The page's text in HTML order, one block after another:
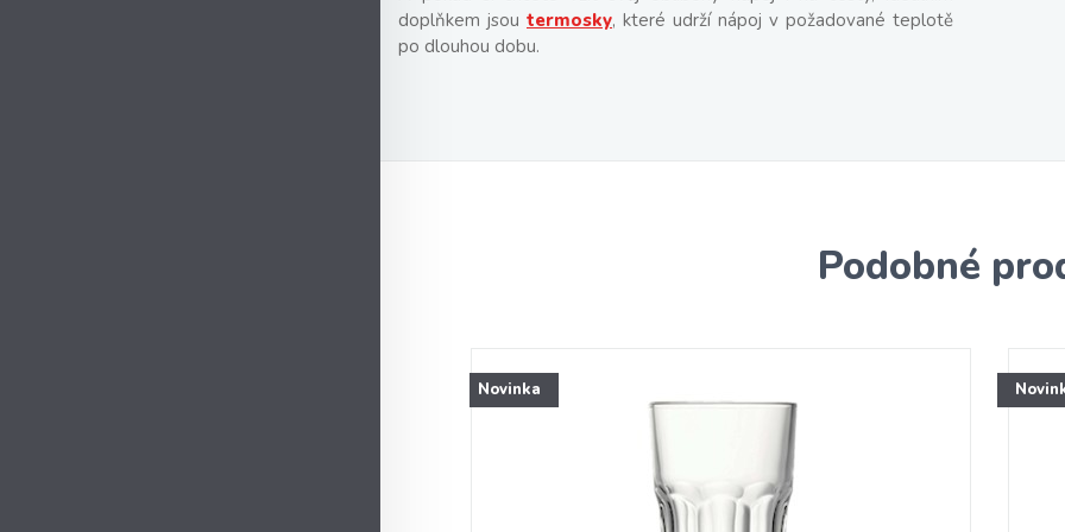
doplňkem jsou termosky, které udrží nápoj v požadované teplotě
po dlouhou dobu.
Podobné
Novinka